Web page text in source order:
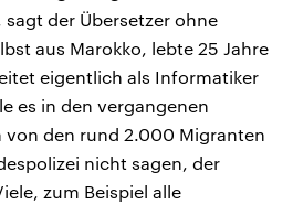
sagt der Übersetzer ohne
aus Marokko, lebte 25 Jahre
eigentlich als Informatiker
es in den vergangenen
von den rund 2.000 Migranten
nicht sagen, der
zum Beispiel alle